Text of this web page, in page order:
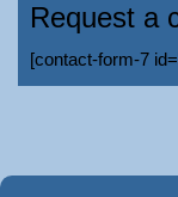
Request a
[contact-form-7